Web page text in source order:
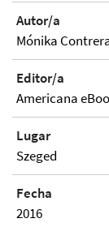
Autor/a
Mónika
Editor/a
Americana
Lugar
Szeged
Fecha
2016